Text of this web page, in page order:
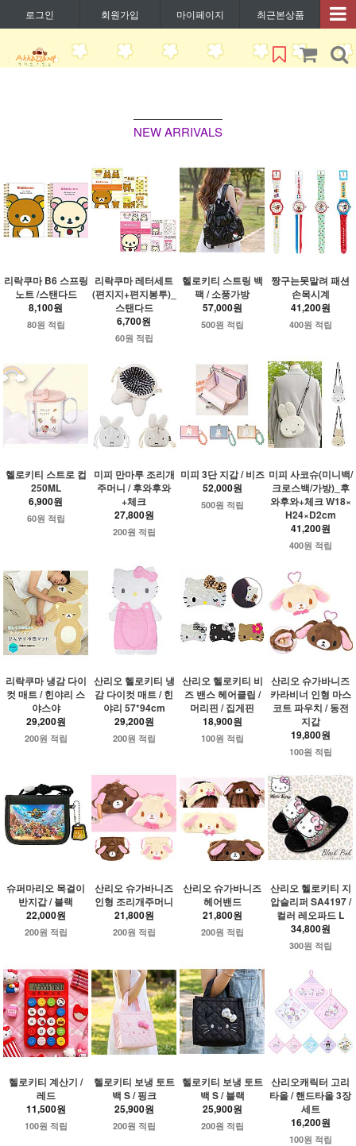
로그인 회원가입 마이페이지 최근본상품
NEW ARRIVALS
리락쿠마 B6 스프링
노트 /스탠다드
8,100원
80원 적립
리락쿠마 레터세트
(편지지+편지봉투)_
스탠다드
6,700원
60원 적립
헬로키티 스트링 백
팩 / 소풍가방
57,000원
500원 적립
짱구는못말려 패션
손목시계
41,200원
400원 적립
헬로키티 스트로 컵
250ML
6,900원
60원 적립
미피 만마루 조리개
주머니 / 후와후와
+체크
27,800원
200원 적립
미피 3단 지갑 / 비즈
52,000원
500원 적립
미피 사코슈(미니백/
크로스백/가방)_후
와후와+체크 W18×
H24×D2cm
41,200원
400원 적립
리락쿠마 냉감 다이
컷 매트 / 힌야리 스
야스야
29,200원
200원 적립
산리오 헬로키티 냉
감 다이컷 매트 / 힌
야리 57*94cm
29,200원
200원 적립
산리오 헬로키티 비
즈 밴스 헤어클립 /
머리핀 / 집게핀
18,900원
100원 적립
산리오 슈가바니즈
카라비너 인형 마스
코트 파우치 / 동전
지갑
19,800원
100원 적립
슈퍼마리오 목걸이
반지갑 / 블랙
22,000원
200원 적립
산리오 슈가바니즈
인형 조리개주머니
21,800원
200원 적립
산리오 슈가바니즈
헤어밴드
21,800원
200원 적립
산리오 헬로키티 지
압슬리퍼 SA4197 /
컬러 레오파드 L
34,800원
300원 적립
헬로키티 계산기 /
레드
11,500원
100원 적립
헬로키티 보냉 토트
백 S / 핑크
25,900원
200원 적립
헬로키티 보냉 토트
백 S / 블랙
25,900원
200원 적립
산리오캐릭터 고리
타올 / 핸드타올 3장
세트
16,200원
100원 적립